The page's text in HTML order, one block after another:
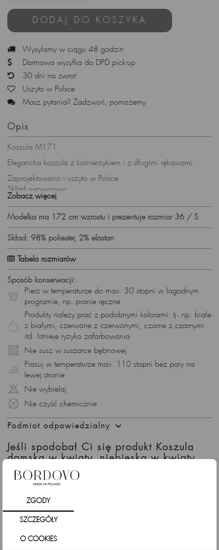
DODAJ DO KOSZYKA
Wysyłamy w ciągu 48 godzin
Darmowa wysyłka do DPD pick-up
30 dni na zwrot
Uszyto w Polsce
Masz pytania? Zadzwoń, pomożemy
Opis
Koszula M171
Elegancka koszula z kołnierzykiem i z długimi rękawami.
Zaprojektowano i uszyto w Polsce
Skład surowcowy:
98% poliester, 2% elastan
Prezentowany rozmiar: 36, wzrost modelki: 172
Pierz w 30 stopniach w delikatnym detergencie, nie wybielaj,
nie susz w suszarce.
Prasuj w niskiej temperaturze.
Zobacz więcej
Modelka ma 172 cm wzrostu i prezentuje rozmiar 36 / S
Skład: 98% poliester, 2% elastan
Tabela rozmiarów
Sposób konserwacji:
Pierz w temperaturze do max. 30 stopni w łagodnym
programie, np. pranie ręczne
Produkty należy prać z podobnymi kolorami: tj. np. białe
z białymi, czerwone z czerwonymi, czarne z czarnymi
itd. Istnieje ryzyko zafarbowania
Nie susz w suszarce bębnowej
Prasuj w temperaturze max. 110 stopni bez pary na
lewej stronie
Nie wybielaj
Nie czyść chemicznie
Podmiot odpowiedzialny 
Jeśli spodobał Ci się produkt Koszula
damska w kwiaty, niebieska w kwiaty
sprawdź także
ZGODY
SZCZEGÓŁY
O COOKIES